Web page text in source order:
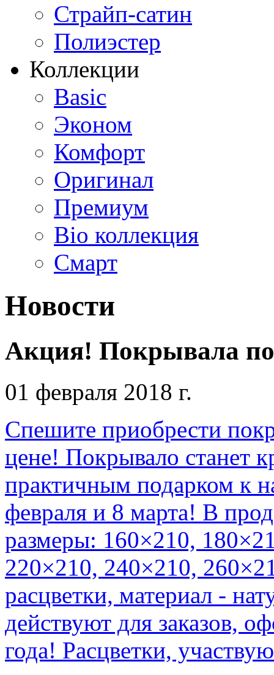
Страйп-сатин
Полиэстер
Коллекции
Basic
Эконом
Комфорт
Оригинал
Премиум
Bio коллекция
Смарт
Новости
Акция! Покрывала по
01 февраля 2018 г.
Спешите приобрести
цене! Покрывало станет
практичным подарком к
февраля и 8 марта! В
размеры: 160×210,
220×210, 240×210,
расцветки, материал -
действуют для заказов,
года! Расцветки,